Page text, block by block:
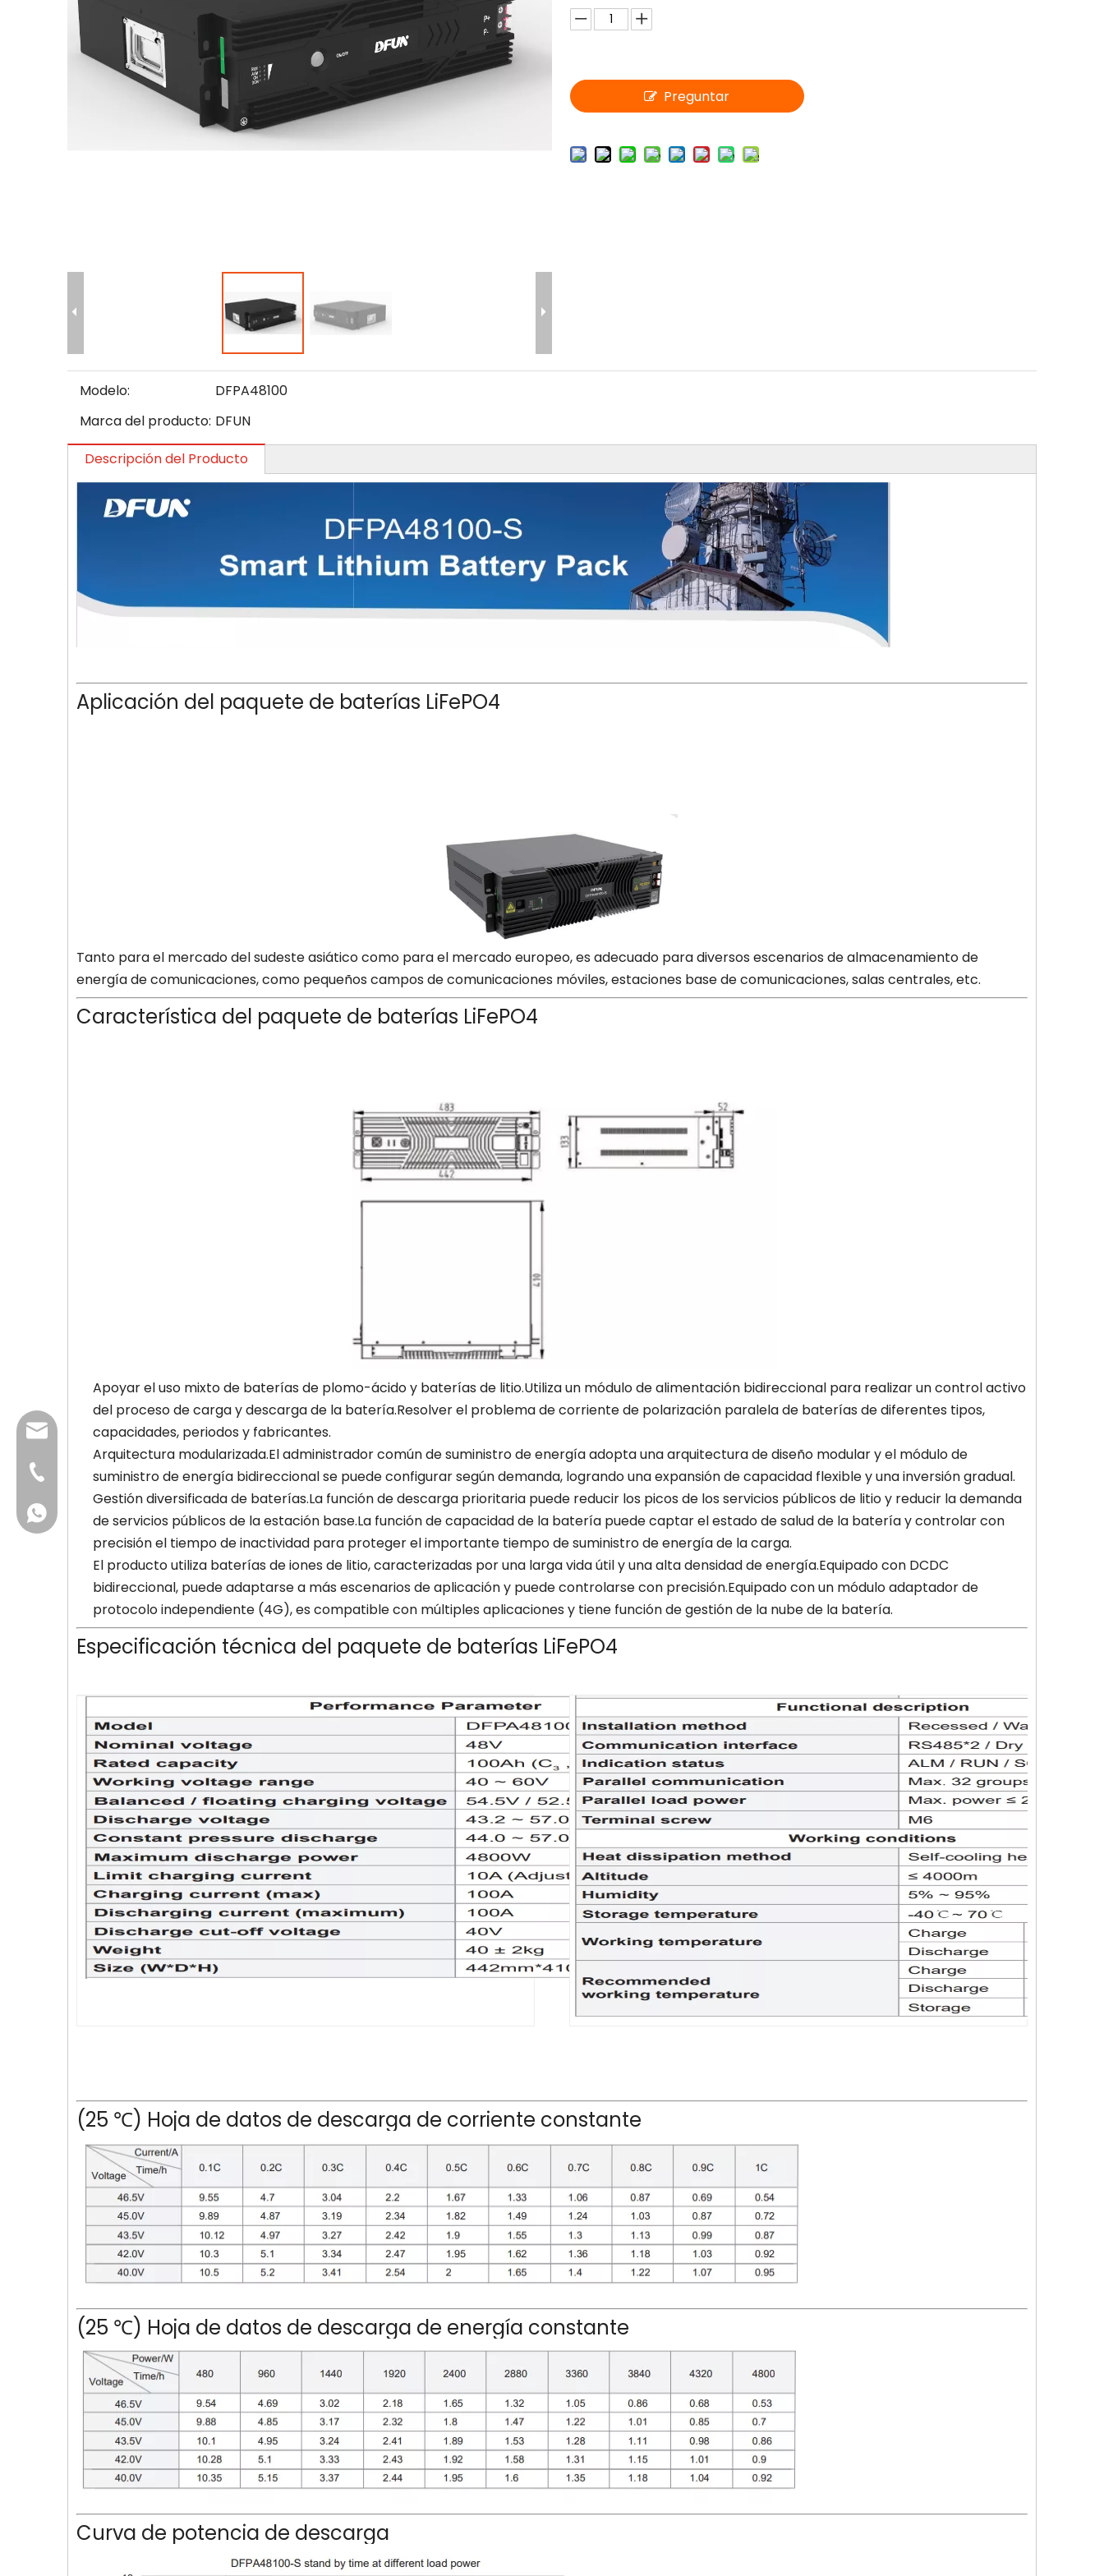
Preguntar
Modelo:
DFPA48100
Marca del producto: DFUN
Descripción del Producto
Aplicación del paquete de baterías LiFePO4
Tanto para el mercado del sudeste asiático como para el mercado europeo, es adecuado para diversos escenarios de almacenamiento de
energía de comunicaciones, como pequeños campos de comunicaciones móviles, estaciones base de comunicaciones, salas centrales, etc.
Característica del paquete de baterías LiFePO4
Apoyar el uso mixto de baterías de plomo-ácido y baterías de litio.Utiliza un módulo de alimentación bidireccional para realizar un control activo
del proceso de carga y descarga de la batería.Resolver el problema de corriente de polarización paralela de baterías de diferentes tipos,
capacidades, periodos y fabricantes.
Arquitectura modularizada.El administrador común de suministro de energía adopta una arquitectura de diseño modular y el módulo de
suministro de energía bidireccional se puede configurar según demanda, logrando una expansión de capacidad flexible y una inversión gradual.
Gestión diversificada de baterías.La función de descarga prioritaria puede reducir los picos de los servicios públicos de litio y reducir la demanda
de servicios públicos de la estación base.La función de capacidad de la batería puede captar el estado de salud de la batería y controlar con
precisión el tiempo de inactividad para proteger el importante tiempo de suministro de energía de la carga.
El producto utiliza baterías de iones de litio, caracterizadas por una larga vida útil y una alta densidad de energía.Equipado con DCDC
bidireccional, puede adaptarse a más escenarios de aplicación y puede controlarse con precisión.Equipado con un módulo adaptador de
protocolo independiente (4G), es compatible con múltiples aplicaciones y tiene función de gestión de la nube de la batería.
Especificación técnica del paquete de baterías LiFePO4
(25 ℃) Hoja de datos de descarga de corriente constante
(25 ℃) Hoja de datos de descarga de energía constante
Curva de potencia de descarga
info@dfuntech.com
+86-756-6123188
+86 13631257634